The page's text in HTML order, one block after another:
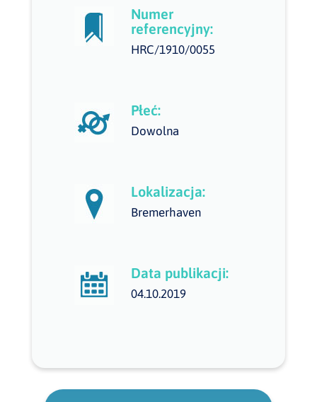
Numer
referencyjny:
HRC/1910/0055
Płeć:
Dowolna
Lokalizacja:
Bremerhaven
Data publikacji:
04.10.2019